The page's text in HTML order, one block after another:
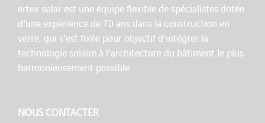
ertex solar est une équipe flexible de spécialistes dotée
d'une expérience de 70 ans dans la construction en
verre, qui s'est fixée pour objectif d'intégrer la
technologie solaire à l'architecture du bâtiment le plus
harmonieusement possible.
NOUS CONTACTER